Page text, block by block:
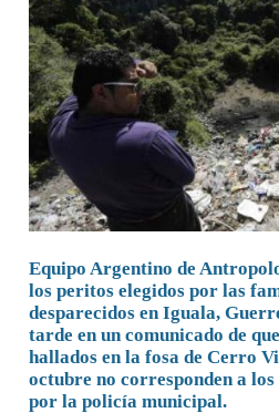
Equipo Argentino de
los peritos elegidos por las
desparecidos en Iguala,
tarde en un comunicado de
hallados en la fosa de Cerro
octubre no corresponden a
por la policía municipal.